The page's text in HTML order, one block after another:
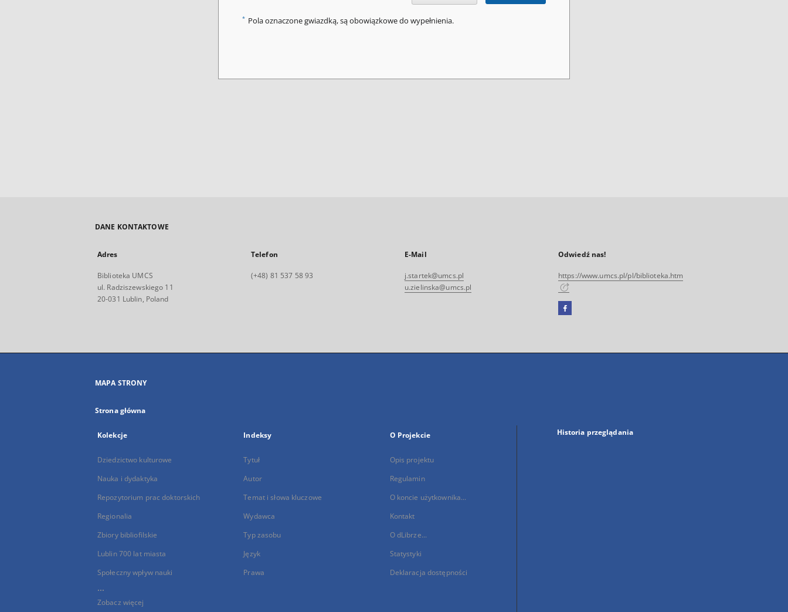
* Pola oznaczone gwiazdką, są obowiązkowe do wypełnienia.
DANE KONTAKTOWE
Adres
Biblioteka UMCS
ul. Radziszewskiego 11
20-031 Lublin, Poland
Telefon
(+48) 81 537 58 93
E-Mail
j.startek@umcs.pl
u.zielinska@umcs.pl
Odwiedź nas!
https://www.umcs.pl/pl/biblioteka.htm
Facebook
się
MAPA STRONY
Strona główna
Kolekcje
Dziedzictwo kulturowe
Nauka i dydaktyka
Repozytorium prac doktorskich
Regionalia
Zbiory bibliofilskie
Lublin 700 lat miasta
Społeczny wpływ nauki
...
Zobacz więcej
Indeksy
Tytuł
Autor
Temat i słowa kluczowe
Wydawca
Typ zasobu
Język
Prawa
O Projekcie
Opis projektu
Regulamin
O koncie użytkownika...
Kontakt
O dLibrze...
Statystyki
Deklaracja dostępności
Historia przeglądania